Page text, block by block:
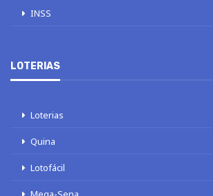
INSS
LOTERIAS
Loterias
Quina
Lotofácil